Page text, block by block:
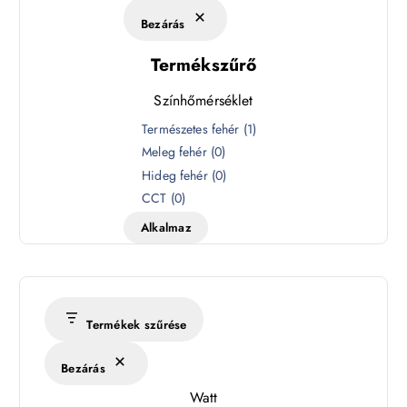
Bezárás
Termékszűrő
Színhőmérséklet
é
s
k
Természetes fehér (1)
Meleg fehér (0)
Hideg fehér (0)
CCT (0)
Alkalmaz
Termékek szűrése
Bezárás
Watt